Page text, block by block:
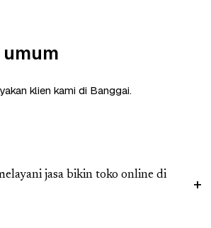
klien kami di Banggai.
jasa bikin toko online di